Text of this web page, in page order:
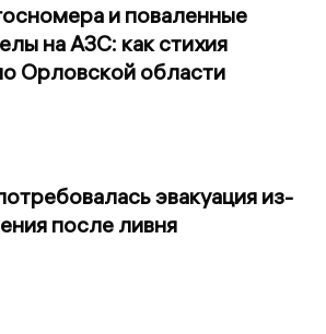
и поваленные
на АЗС: как стихия
Орловской области
эвакуация из-
после ливня